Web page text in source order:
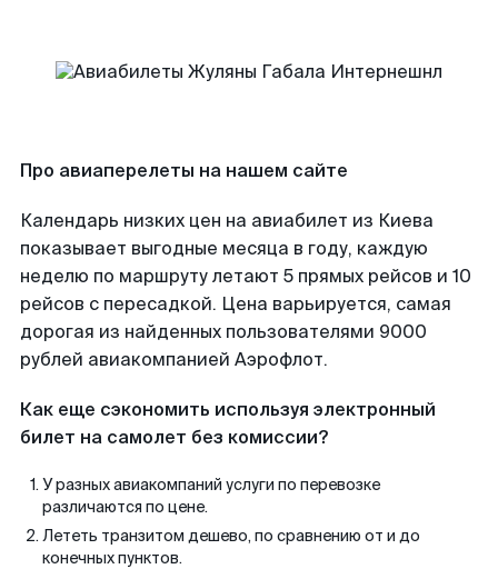
Про авиаперелеты на нашем сайте
Календарь низких цен на авиабилет из Киева
показывает выгодные месяца в году, каждую
неделю по маршруту летают 5 прямых рейсов и 10
рейсов с пересадкой. Цена варьируется, самая
дорогая из найденных пользователями 9000
рублей авиакомпанией Аэрофлот.
Как еще сэкономить используя электронный
билет на самолет без комиссии?
У разных авиакомпаний услуги по перевозке
различаются по цене.
Лететь транзитом дешево, по сравнению от и до
конечных пунктов.